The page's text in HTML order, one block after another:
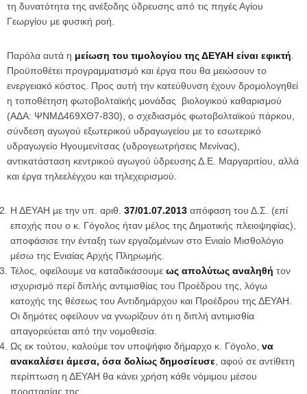
τη δυνατότητα της ανέξοδης ύδρευσης από τις πηγές Αγίου
Γεωργίου με φυσική ροή.
Παρόλα αυτά η μείωση του τιμολογίου της ΔΕΥΑΗ είναι εφικτή
Προϋποθέτει προγραμματισμό και έργα που θα μειώσουν το
ενεργειακό κόστος. Προς αυτή την κατεύθυνση έχουν δρομολογηθεί
η τοποθέτηση φωτοβολταϊκής μονάδας βιολογικού καθαρισμού
(ΑΔΑ: ΨΝΜΔ469ΧΘ7-830), ο σχεδιασμός φωτοβολταϊκού πάρκου,
σύνδεση αγωγού εξωτερικού υδραγωγείου με το εσωτερικό
υδραγωγείο Ηγουμενίτσας (υδρογεωτρήσεις Μενίνας),
αντικατάσταση κεντρικού αγωγού ύδρευσης Δ.Ε. Μαργαριτίου, αλλά
και έργα τηλεελέγχου και τηλεχειρισμού.
Η ΔΕΥΑΗ με την υπ. αριθ. 37/01.07.2013 απόφαση του Δ.Σ. (επί
εποχής που ο κ. Γόγολος ήταν μέλος της Δημοτικής πλειοψηφίας),
αποφάσισε την ένταξη των εργαζομένων στο Ενιαίο Μισθολόγιο
μέσω της Ενιαίας Αρχής Πληρωμής.
Τέλος, οφείλουμε να καταδικάσουμε ως απολύτως αναληθή τον
ισχυρισμό περί διπλής αντιμισθίας του Προέδρου της, λόγω
κατοχής της θέσεως του Αντιδημάρχου και Προέδρου της ΔΕΥΑΗ.
Οι δημότες οφείλουν να γνωρίζουν ότι η διπλή αντιμισθία
απαγορεύεται από την νομοθεσία.
Ως εκ τούτου, καλούμε τον υποψήφιο δήμαρχο κ. Γόγολο, να
ανακαλέσει άμεσα, όσα δολίως δημοσίευσε , αφού σε αντίθετη
περίπτωση η ΔΕΥΑΗ θα κάνει χρήση κάθε νόμιμου μέσου
προστασίας της.